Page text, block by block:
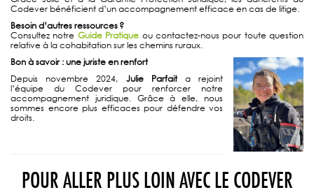
Codever bénéficient d’un accompagnement efficace en cas de litige.
Besoin d’autres ressources?
Consultez notre Guide Pratique ou contactez-nous pour toute question
relative à la cohabitation sur les chemins ruraux.
Bon à savoir : une juriste en renfort
Depuis novembre 2024, Julie Parfaita rejoint
l’équipe du Codever pour renforcer notre
accompagnement juridique. Grâce à elle, nous
sommes encore plus efficaces pour défendre vos
droits.
POUR ALLER PLUS LOIN AVEC LE CODEVER